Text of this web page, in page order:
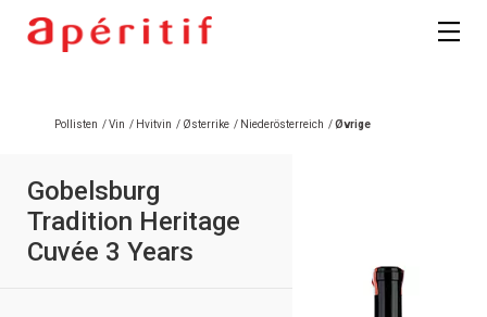
Pollisten /Vin / Hvitvin / Østerrike / Niederösterreich /Øvrige
Gobelsburg
Tradition Heritage
Cuvée 3 Years